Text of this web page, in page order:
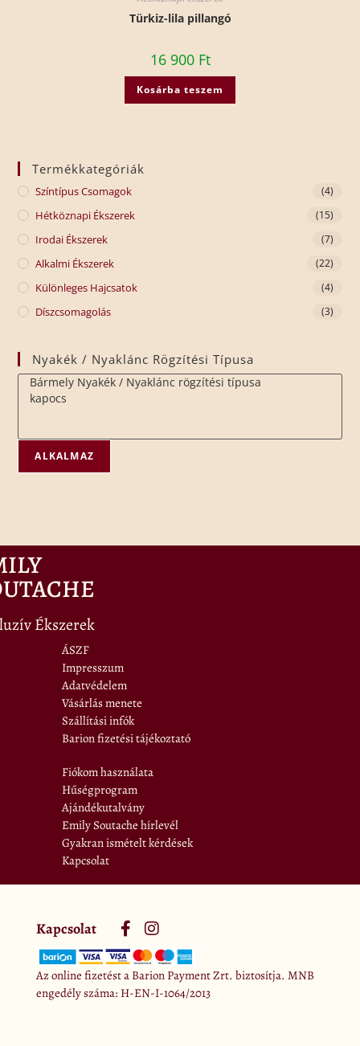
Türkiz-lila pillangó
16 900 Ft
Kosárba teszem
Termékkategóriák
Színtípus Csomagok (4)
Hétköznapi Ékszerek (15)
Irodai Ékszerek (7)
Alkalmi Ékszerek (22)
Különleges Hajcsatok (4)
Díszcsomagolás (3)
Nyakék / Nyaklánc Rögzítési Típusa
ALKALMAZ
Ékszerek
ÁSZF
Impresszum
Adatvédelem
Vásárlás menete
Szállítási infók
Barion fizetési tájékoztató
Fiókom használata
Hűségprogram
Ajándékutalvány
Emily Soutache hírlevél
Gyakran ismételt kérdések
Kapcsolat
Kapcsolat
Az online fizetést a Barion Payment Zrt. biztosítja. MNB
engedély száma: H-EN-I-1064/2013